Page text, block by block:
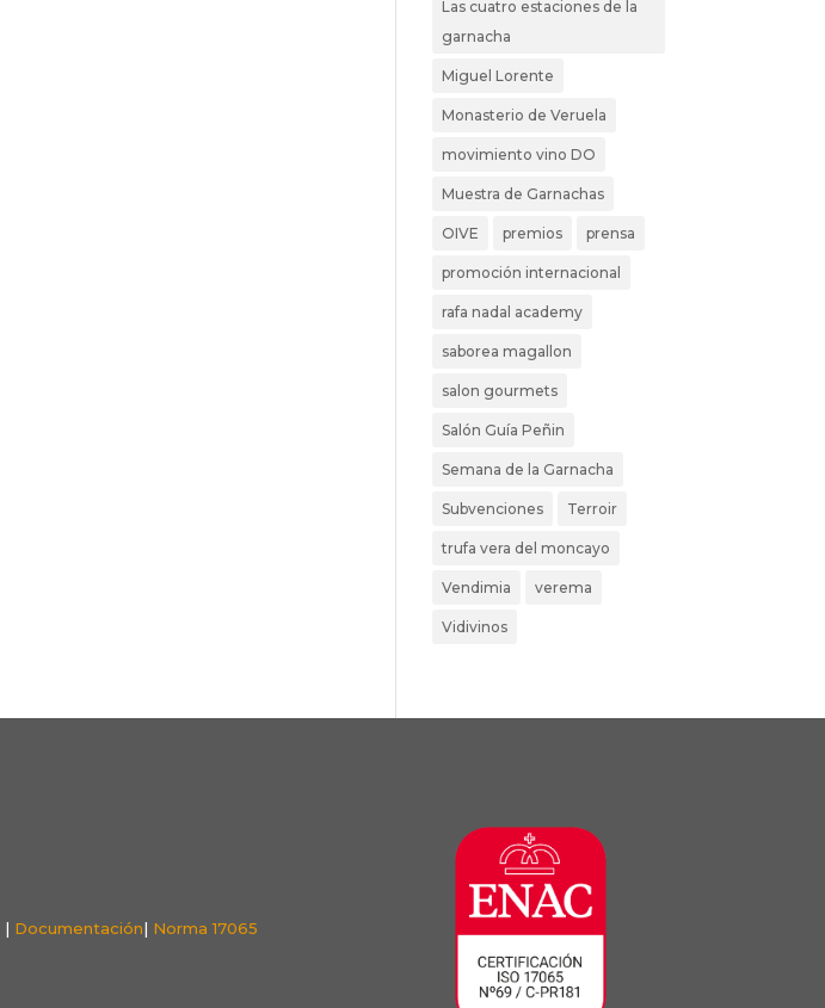
Las cuatro estaciones de la
garnacha
Miguel Lorente
Monasterio de Veruela
movimiento vino DO
Muestra de Garnachas
OIVE premios prensa
promoción internacional
rafa nadal academy
saborea magallon
salon gourmets
Salón Guía Peñin
Semana de la Garnacha
Subvenciones Terroir
trufa vera del moncayo
Vendimia verema
Vidivinos
| Documentación| Norma 17065